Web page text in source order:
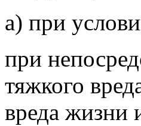
а) при
при
тяжкого
вреда жизни